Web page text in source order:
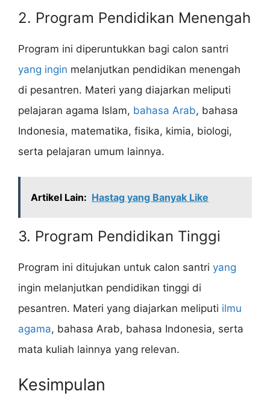
2. Program Pendidikan Menengah
Program ini diperuntukkan bagi calon santri
yang ingin melanjutkan pendidikan menengah
di pesantren. Materi yang diajarkan meliputi
pelajaran agama Islam, bahasa Arab, bahasa
Indonesia, matematika, fisika, kimia, biologi,
serta pelajaran umum lainnya.
Artikel Lain: Hastag yang Banyak Like
3. Program Pendidikan Tinggi
Program ini ditujukan untuk calon santri yang
ingin melanjutkan pendidikan tinggi di
pesantren. Materi yang diajarkan meliputi ilmu
agama, bahasa Arab, bahasa Indonesia, serta
mata kuliah lainnya yang relevan.
Kesimpulan